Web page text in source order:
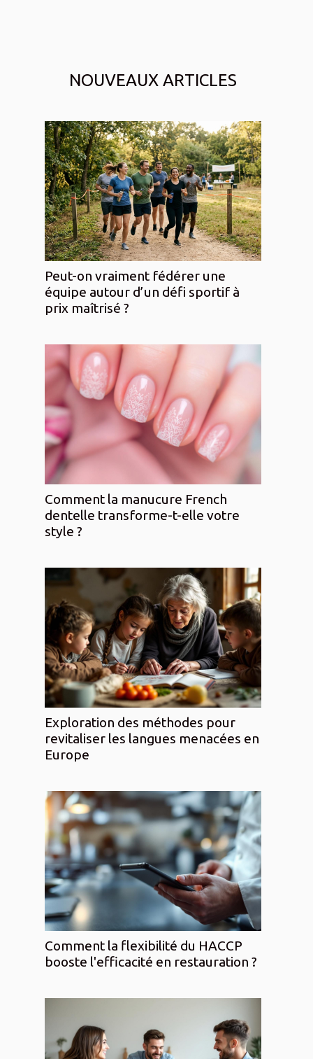
NOUVEAUX ARTICLES
Peut-on vraiment fédérer une
équipe autour d’un défi sportif à
prix maîtrisé ?
Comment la manucure French
dentelle transforme-t-elle votre
style ?
Exploration des méthodes pour
revitaliser les langues menacées en
Europe
Comment la flexibilité du HACCP
booste l'efficacité en restauration ?